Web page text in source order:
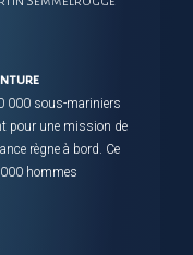
000 sous-mariniers
pour une mission de
règne à bord. Ce
hommes